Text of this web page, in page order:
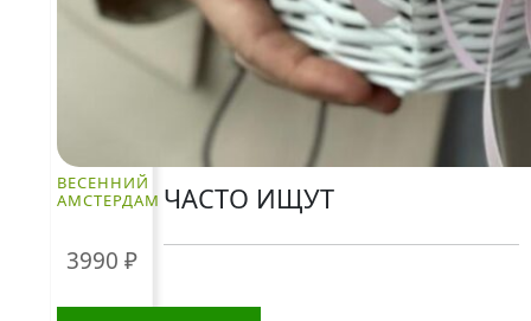
ВЕСЕННИЙ
АМСТЕРДАМ
3990 ₽
Пользовательское соглашение
Рекомендации по уходу за цветами
Контакты
ЧАСТО ИЩУТ